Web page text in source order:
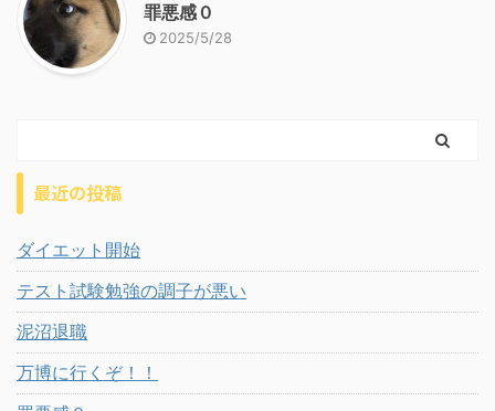
罪悪感０
2025/5/28
最近の投稿
ダイエット開始
テスト試験勉強の調子が悪い
泥沼退職
万博に行くぞ！！